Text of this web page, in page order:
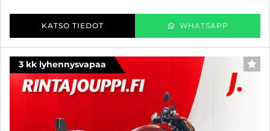
KATSO TIEDOT WHATSAPP
3 kk lyhennysvapaa